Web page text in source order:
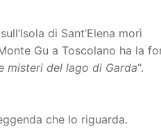
di Sant’Elena morì
Gu a Toscolano ha la
misteri del lago di Garda“.
che lo riguarda.